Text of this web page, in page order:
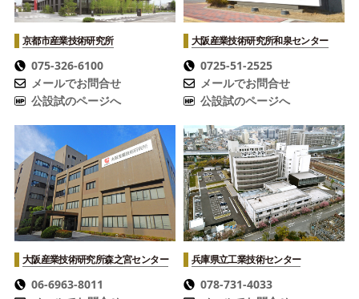
京都市産業技術研究所
075-326-6100
メールでお問合せ
公設試のページへ
大阪産業技術研究所和泉センター
0725-51-2525
メールでお問合せ
公設試のページへ
大阪産業技術研究所森之宮センター
06-6963-8011
兵庫県立工業技術センター
078-731-4033